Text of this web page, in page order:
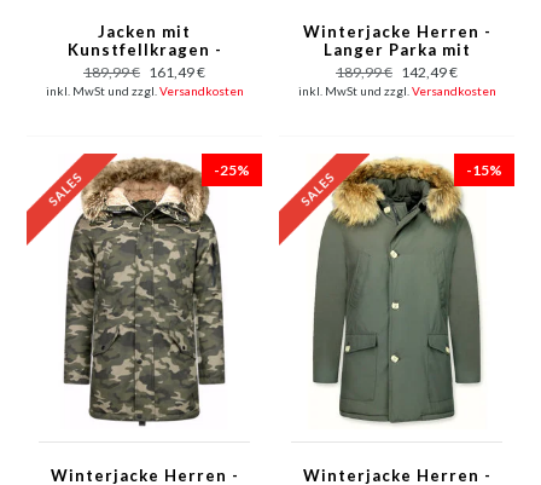
Jacken mit
Kunstfellkragen -
Winterjacken Herren
Lange -
Kunstfellkragen -
189,99 € 161,49 €
inkl. MwSt und zzgl. Versandkosten
Winterjacke Herren -
Langer Parka mit
Kunstfell Kragen -
Kunstfellkragen -
Army / Bordeaux Rot
189,99 € 142,49 €
inkl. MwSt und zzgl. Versandkosten
-25%
Winterjacke Herren -
-15%
Winterjacke Herren -